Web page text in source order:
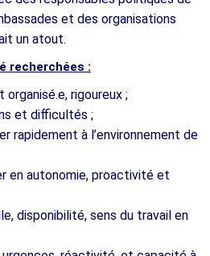
et des organisations
un atout.
recherchées :
rigoureux ;
et difficultés ;
rapidement à l’environnement de
en autonomie, proactivité et
disponibilité, sens du travail en